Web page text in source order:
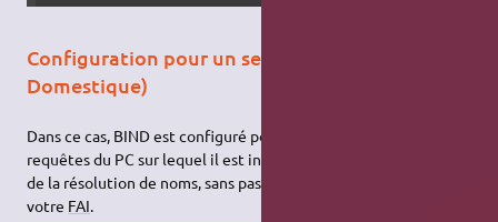
Configuration pour un seul ordinateur (PC
Domestique)
Dans ce cas, BIND est configuré pour ne répondre qu'aux
requêtes du PC sur lequel il est installé. Il se charge lui même
de la résolution de noms, sans passer par les serveurs
votre FAI.